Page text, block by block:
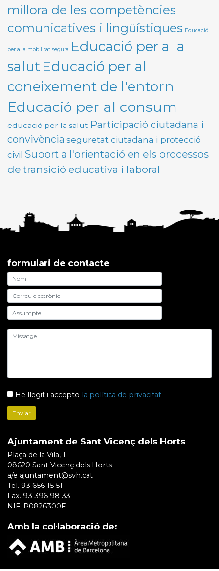
millora de les competències
comunicatives i lingüístiques Educació
per a la mobilitat segura
Educació per a la
salut Educació per al
coneixement de l'entorn
Educació per al consum
educació per la salut Participació ciutadana i
convivència seguretat ciutadana i protecció
civil Suport a l'orientació en els processos
de transició educativa i laboral
formulari de contacte
He llegit i accepto la política de privacitat
Ajuntament de Sant Vicenç dels Horts
Plaça de la Vila, 1
08620 Sant Vicenç dels Horts
a/e ajuntament@svh.cat
Tel. 93 656 15 51
Fax. 93 396 98 33
NIF. P0826300F
Amb la col·laboració de: